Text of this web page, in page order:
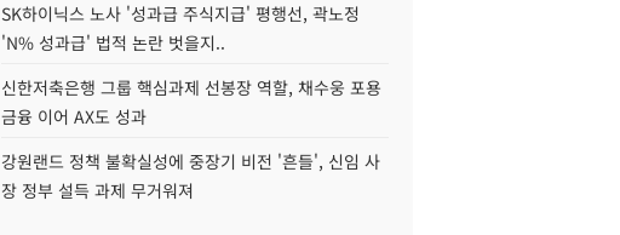
SK하이닉스 노사 '성과급 주식지급' 평행선, 곽노정
'N% 성과급' 법적 논란 벗을지..
신한저축은행 그룹 핵심과제 선봉장 역할, 채수웅 포용
금융 이어 AX도 성과
강원랜드 정책 불확실성에 중장기 비전 '흔들', 신임 사
장 정부 설득 과제 무거워져